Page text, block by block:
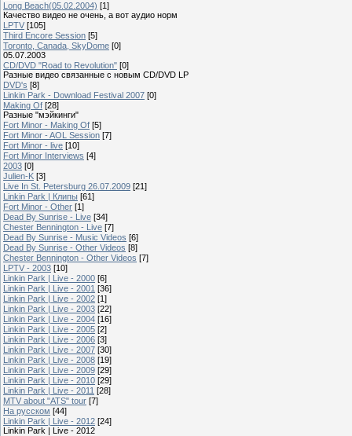
Long Beach(05.02.2004) [1]
Качество видео не очень, а вот аудио норм
LPTV [105]
Third Encore Session [5]
Toronto, Canada, SkyDome [0]
05.07.2003
CD/DVD "Road to Revolution" [0]
Разные видео связанные с новым CD/DVD LP
DVD's [8]
Linkin Park - Download Festival 2007 [0]
Making Of [28]
Разные "мэйкинги"
Fort Minor - Making Of [5]
Fort Minor - AOL Session [7]
Fort Minor - live [10]
Fort Minor Interviews [4]
2003 [0]
Julien-K [3]
Live In St. Petersburg 26.07.2009 [21]
Linkin Park | Клипы [61]
Fort Minor - Other [1]
Dead By Sunrise - Live [34]
Chester Bennington - Live [7]
Dead By Sunrise - Music Videos [6]
Dead By Sunrise - Other Videos [8]
Chester Bennington - Other Videos [7]
LPTV - 2003 [10]
Linkin Park | Live - 2000 [6]
Linkin Park | Live - 2001 [36]
Linkin Park | Live - 2002 [1]
Linkin Park | Live - 2003 [22]
Linkin Park | Live - 2004 [16]
Linkin Park | Live - 2005 [2]
Linkin Park | Live - 2006 [3]
Linkin Park | Live - 2007 [30]
Linkin Park | Live - 2008 [19]
Linkin Park | Live - 2009 [29]
Linkin Park | Live - 2010 [29]
Linkin Park | Live - 2011 [28]
MTV about "ATS" tour [7]
На русском [44]
Linkin Park | Live - 2012 [24]
Linkin Park | Live - 2012